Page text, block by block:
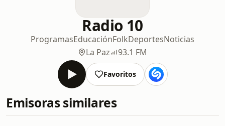
Radio 10
ProgramasEducaciónFolkDeportesNoticias
La Paz
93.1 FM
Favoritos
Emisoras similares